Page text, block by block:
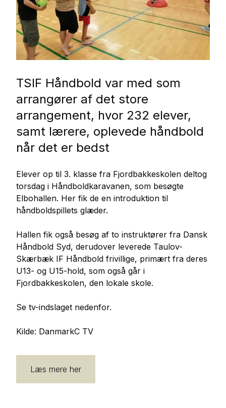
TSIF Håndbold var med som
arrangører af det store
arrangement, hvor 232 elever,
samt lærere, oplevede håndbold
når det er bedst
Elever op til 3. klasse fra Fjordbakkeskolen deltog
torsdag i Håndboldkaravanen, som besøgte
Elbohallen. Her fik de en introduktion til
håndboldspillets glæder.
Hallen fik også besøg af to instruktører fra Dansk
Håndbold Syd, derudover leverede Taulov-
Skærbæk IF Håndbold frivillige, primært fra deres
U13- og U15-hold, som også går i
Fjordbakkeskolen, den lokale skole.
Se tv-indslaget nedenfor.
Kilde: DanmarkC TV
Læs mere her